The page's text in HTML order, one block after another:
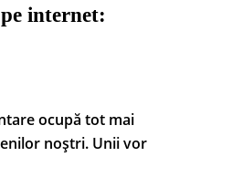
internet:
ocupă tot mai
noștri. Unii vor